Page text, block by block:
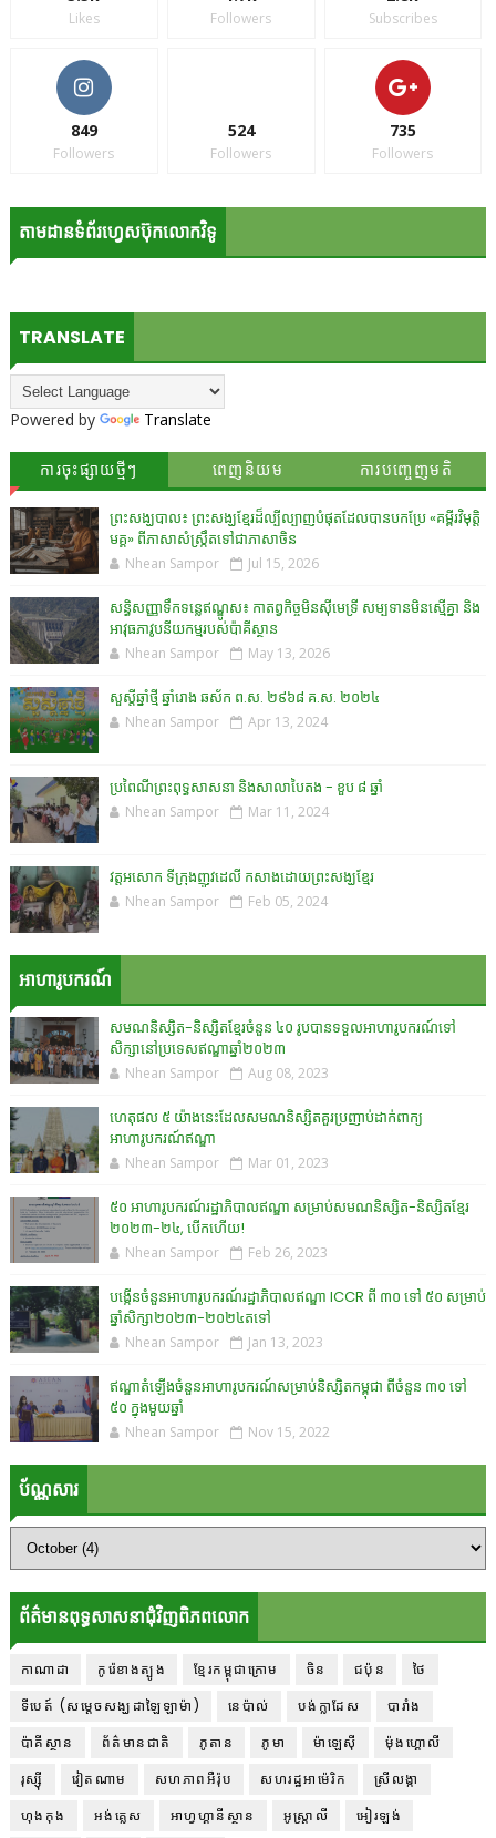
Likes Followers Subscribes
849
Followers
524
Followers
735
Followers
តាមដានទំព័រហ្វេសប៊ុកលោកវិទូ
TRANSLATE
Powered by Translate
ការចុះផ្សាយថ្មីៗ ពេញនិយម ការបញ្ចេញមតិ
ព្រះសង្ឃបាល៖ ព្រះសង្ឃខ្មែរដ៏ល្បីល្បាញបំផុតដែលបានបកប្រែ «គម្ពីរវិមុត្តិ
មគ្គ» ពីភាសាសំស្រ្កឹតទៅជាភាសាចិន
Nhean Sampor Jul 15, 2026
សន្ធិសញ្ញាទឹកទន្លេឥណ្ឌូស៖ កាតព្វកិច្ចមិនស៊ីមេទ្រី សម្បទានមិនស្មើគ្នា និង
អាវុធភាវូបនីយកម្មរបស់ប៉ាគីស្ថាន​
Nhean Sampor May 13, 2026
សួស្តីឆ្នាំថ្មី ឆ្នាំរោង ឆស័ក ព.ស. ២៩៦៨ គ.ស. ២០២៤
Nhean Sampor Apr 13, 2024
ប្រពៃណីព្រះពុទ្ធសាសនា និងសាលាបៃតង - ខួប ៨ ឆ្នាំ
Nhean Sampor Mar 11, 2024
វត្តអសោក ទីក្រុងញូវដេលី កសាងដោយព្រះសង្ឃខ្មែរ
Nhean Sampor Feb 05, 2024
អាហារូបករណ៍
សមណនិស្សិត-និស្សិតខ្មែរចំនួន ៤០ រូបបានទទួលអាហារូបករណ៍ទៅ
សិក្សានៅប្រទេសឥណ្ឌាឆ្នាំ២០២៣
Nhean Sampor Aug 08, 2023
ហេតុផល ៥ យ៉ាងនេះដែលសមណនិស្សិតគួរប្រញាប់ដាក់ពាក្យ
អាហារូបករណ៍ឥណ្ឌា
Nhean Sampor Mar 01, 2023
៥០ អាហារូបករណ៍រដ្ឋាភិបាលឥណ្ឌា សម្រាប់សមណនិស្សិត-និស្សិតខ្មែរ
២០២៣-២៤, បើកហើយ!
Nhean Sampor Feb 26, 2023
បង្កើនចំនួនអាហារូបករណ៍រដ្ឋាភិបាលឥណ្ឌា ICCR ពី ៣០ ទៅ ៥០ សម្រាប់
ឆ្នាំសិក្សា២០២៣-២០២៤តទៅ
Nhean Sampor Jan 13, 2023
ឥណ្ឌាតំឡើងចំនួនអាហារូបករណ៍សម្រាប់និស្សិតកម្ពុជា ពីចំនួន ៣០ ទៅ
៥០ ក្នុងមួយឆ្នាំ
Nhean Sampor Nov 15, 2022
ប័ណ្ណសារ
ព័ត៌មានពុទ្ធសាសនាជុំវិញពិភពលោក
កាណាដា កូរ៉េខាងត្បូង ខ្មែរកម្ពុជាក្រោម ចិន ជប៉ុន
ថៃ
ទីបេត៍ (សម្ដេចសង្ឃដាឡៃឡាម៉ា)
នេប៉ាល់ បង់ក្លាដែស
បារាំង
ប៉ាគីស្ថាន
ព័ត៌មានជាតិ ភូតាន ភូមា ម៉ាឡេស៊ី
ម៉ុងហ្គោលី
រុស្ស៊ី
វៀតណាម សហភាពអឺរ៉ុប សហរដ្ឋអាម៉េរិក
ស្រីលង្កា
ហុងកុង
អង់គ្លេស អាហ្វហ្គានីស្ថាន អូស្ត្រាលី
អៀរឡង់